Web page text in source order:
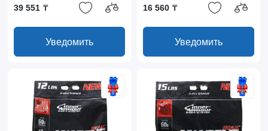
39 551 ₸
Уведомить
16 560 ₸
Уведомить